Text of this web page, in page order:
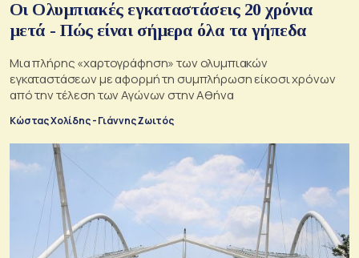
Οι Ολυμπιακές εγκαταστάσεις 20 χρόνια
μετά - Πώς είναι σήμερα όλα τα γήπεδα
Μια πλήρης «χαρτογράφηση» των ολυμπιακών
εγκαταστάσεων με αφορμή τη συμπλήρωση είκοσι χρόνων
από την τέλεση των Αγώνων στην Αθήνα
Κώστας Χολίδης - Γιάννης Ζωιτός